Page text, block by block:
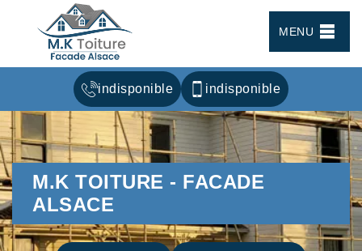
MENU
indisponible indisponible
M.K TOITURE - FACADE
ALSACE